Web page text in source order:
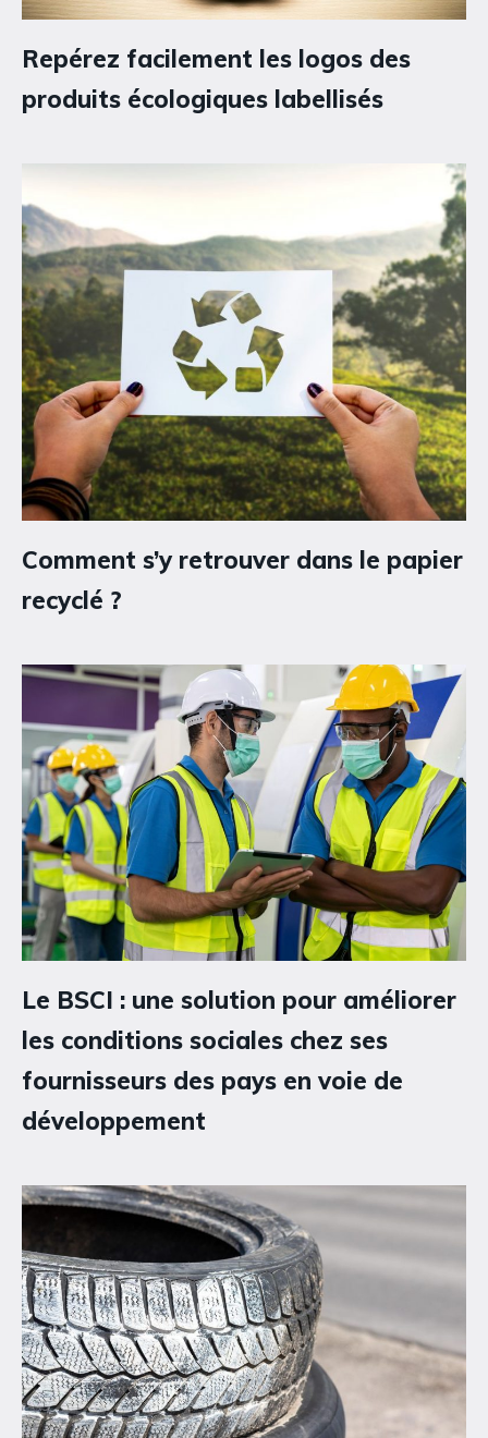
Repérez facilement les logos des
produits écologiques labellisés
Comment s’y retrouver dans le papier
recyclé ?
Le BSCI : une solution pour améliorer
les conditions sociales chez ses
fournisseurs des pays en voie de
développement